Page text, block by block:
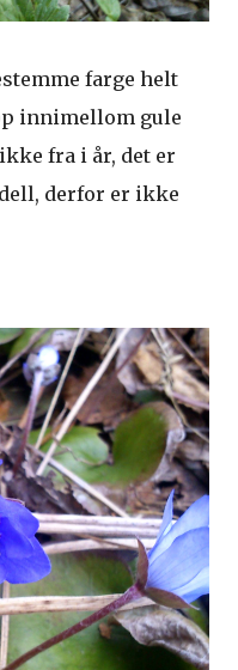
farge helt
innimellom gule
fra i år, det er
derfor er ikke